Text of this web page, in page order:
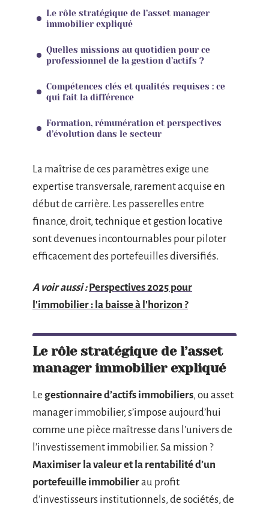
Le rôle stratégique de l’asset manager
immobilier expliqué
Quelles missions au quotidien pour ce
professionnel de la gestion d’actifs ?
Compétences clés et qualités requises : ce
qui fait la différence
Formation, rémunération et perspectives
d’évolution dans le secteur
La maîtrise de ces paramètres exige une
expertise transversale, rarement acquise en
début de carrière. Les passerelles entre
finance, droit, technique et gestion locative
sont devenues incontournables pour piloter
efficacement des portefeuilles diversifiés.
A voir aussi : Perspectives 2025 pour
l'immobilier : la baisse à l'horizon ?
Le rôle stratégique de l’asset
manager immobilier expliqué
Le gestionnaire d’actifs immobiliers, ou asset
manager immobilier, s’impose aujourd’hui
comme une pièce maîtresse dans l’univers de
l’investissement immobilier. Sa mission ?
Maximiser la valeur et la rentabilité d’un
portefeuille immobilierau profit
d’investisseurs institutionnels, de sociétés, de